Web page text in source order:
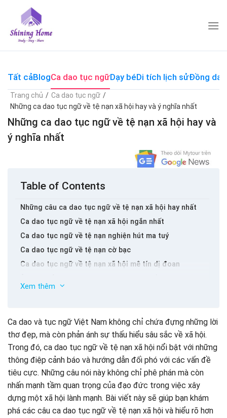
content
Tất cảBlogCa dao tục ngữDạy béDi tích lịch sửĐồng dao
Trang chủ / Ca dao tục ngữ /
Những ca dao tục ngữ về tệ nạn xã hội hay và ý nghĩa nhất
Những ca dao tục ngữ về tệ nạn xã hội hay và
ý nghĩa nhất
Table of Contents
Những câu ca dao tục ngữ về tệ nạn xã hội hay nhất
Ca dao tục ngữ về tệ nạn xã hội ngắn nhất
Ca dao tục ngữ về tệ nạn nghiện hút ma tuý
Ca dao tục ngữ về tệ nạn cờ bạc
Ca dao tục ngữ về tệ nạn xã hội mê tín dị đoan
Xem thêm
Ca dao và tục ngữ Việt Nam không chỉ chứa đựng những lời
thơ đẹp, mà còn phản ánh sự thấu hiểu sâu sắc về xã hội.
Trong đó, ca dao tục ngữ về tệ nạn xã hội nổi bật với những
thông điệp cảnh báo và hướng dẫn đối phó với các vấn đề
tiêu cực. Những câu nói này không chỉ phê phán mà còn
nhấn mạnh tầm quan trọng của đạo đức trong việc xây
dựng một xã hội lành mạnh. Bài viết này sẽ giúp bạn khám
phá các câu ca dao tục ngữ về tệ nạn xã hội và hiểu rõ hơn